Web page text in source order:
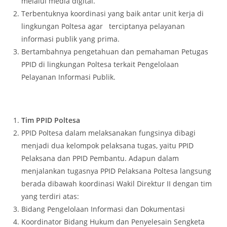
Terbentuknya koordinasi yang baik antar unit kerja di
lingkungan Poltesa agar terciptanya pelayanan
informasi publik yang prima.
Bertambahnya pengetahuan dan pemahaman Petugas
PPID di lingkungan Poltesa terkait Pengelolaan
Pelayanan Informasi Publik.
Tim PPID Poltesa
PPID Poltesa dalam melaksanakan fungsinya dibagi
menjadi dua kelompok pelaksana tugas, yaitu PPID
Pelaksana dan PPID Pembantu. Adapun dalam
menjalankan tugasnya PPID Pelaksana Poltesa langsung
berada dibawah koordinasi Wakil Direktur II dengan tim
yang terdiri atas:
Bidang Pengelolaan Informasi dan Dokumentasi
Koordinator Bidang Hukum dan Penyelesain Sengketa